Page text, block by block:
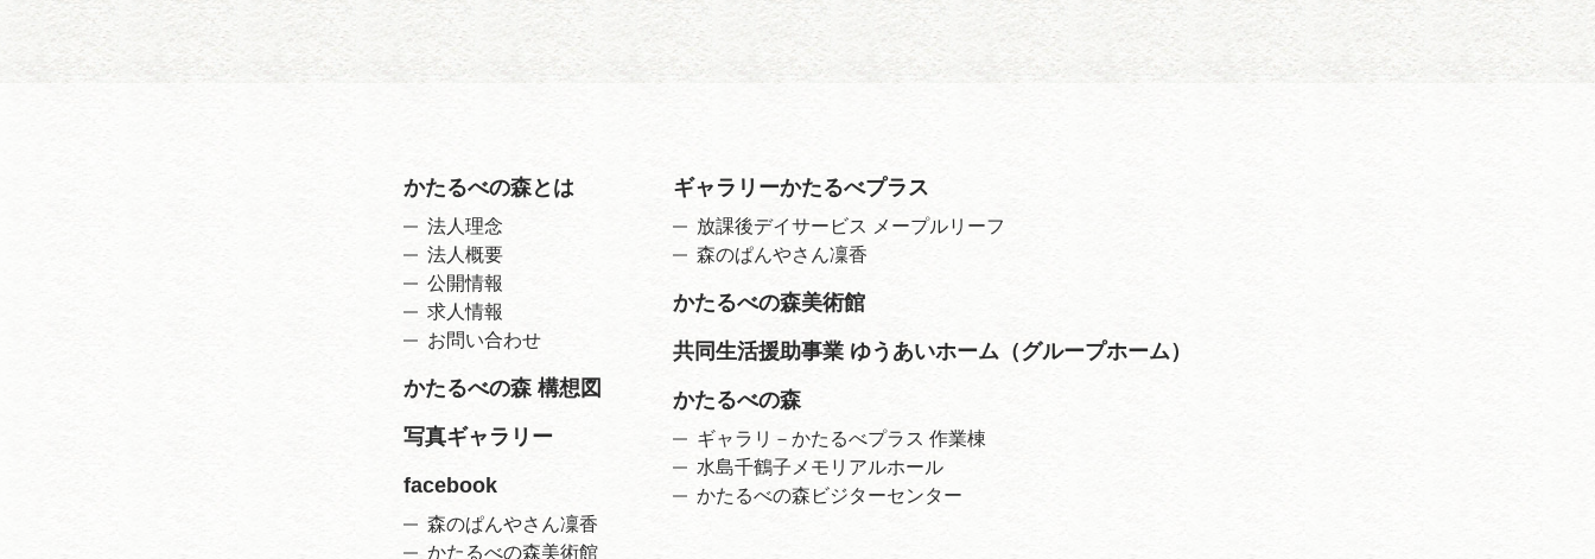
かたるべの森とは
法人理念
法人概要
公開情報
求人情報
お問い合わせ
かたるべの森 構想図
写真ギャラリー
facebook
森のぱんやさん凜香
かたるべの森美術館
ギャラリーかたるべプラス
放課後デイサービス メープルリーフ
森のぱんやさん凜香
かたるべの森美術館
共同生活援助事業 ゆうあいホーム（グループホーム）
かたるべの森
ギャラリ－かたるべプラス 作業棟
水島千鶴子メモリアルホール
かたるべの森ビジターセンター